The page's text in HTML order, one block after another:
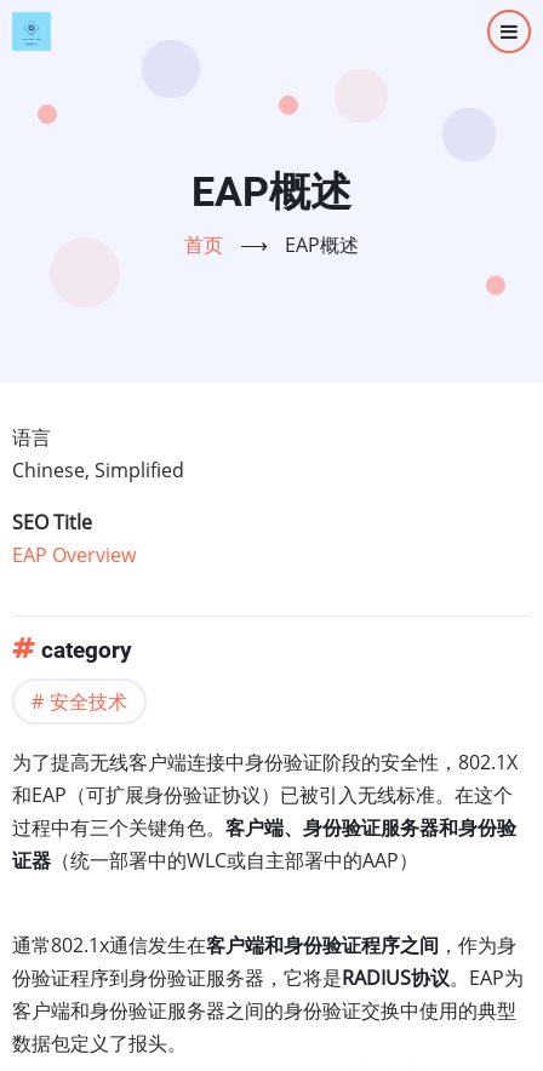
跳
转
EAP概述
首页 ⟶ EAP概述
语言
Chinese, Simplified
SEO Title
EAP Overview
category
安全技术
为了提高无线客户端连接中身份验证阶段的安全性，802.1X
和EAP（可扩展身份验证协议）已被引入无线标准。在这个
过程中有三个关键角色。 客户端、身份验证服务器和身份验
证器 （统一部署中的WLC或自主部署中的AAP）
通常802.1x通信发生在客户端和身份验证程序之间 ，作为身
份验证程序到身份验证服务器，它将是RADIUS协议。EAP为
客户端和身份验证服务器之间的身份验证交换中使用的典型
数据包定义了报头。